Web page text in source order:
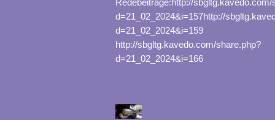
Redebeiträge:http://sbgltg.kavedo.com/
d=21_02_2024&i=157http://
d=21_02_2024&i=159
http://sbgltg.kavedo.com/share.php?
d=21_02_2024&i=166